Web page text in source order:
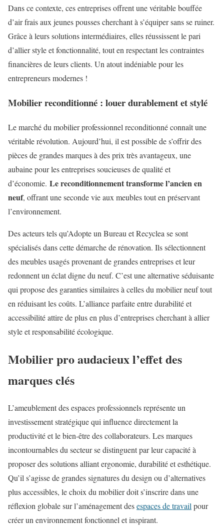
Dans ce contexte, ces entreprises offrent une véritable bouffée
d’air frais aux jeunes pousses cherchant à s’équiper sans se ruiner.
Grâce à leurs solutions intermédiaires, elles réussissent le pari
d’allier style et fonctionnalité, tout en respectant les contraintes
financières de leurs clients. Un atout indéniable pour les
entrepreneurs modernes !
Mobilier reconditionné : louer durablement et stylé
Le marché du mobilier professionnel reconditionné connaît une
véritable révolution. Aujourd’hui, il est possible de s’offrir des
pièces de grandes marques à des prix très avantageux, une
aubaine pour les entreprises soucieuses de qualité et
d’économie. Le reconditionnement transforme l’ancien en
neuf, offrant une seconde vie aux meubles tout en préservant
l’environnement.
Des acteurs tels qu’Adopte un Bureau et Recyclea se sont
spécialisés dans cette démarche de rénovation. Ils sélectionnent
des meubles usagés provenant de grandes entreprises et leur
redonnent un éclat digne du neuf. C’est une alternative séduisante
qui propose des garanties similaires à celles du mobilier neuf tout
en réduisant les coûts. L’alliance parfaite entre durabilité et
accessibilité attire de plus en plus d’entreprises cherchant à allier
style et responsabilité écologique.
Mobilier pro audacieux l’effet des
marques clés
L’ameublement des espaces professionnels représente un
investissement stratégique qui influence directement la
productivité et le bien-être des collaborateurs. Les marques
incontournables du secteur se distinguent par leur capacité à
proposer des solutions alliant ergonomie, durabilité et esthétique.
Qu’il s’agisse de grandes signatures du design ou d’alternatives
plus accessibles, le choix du mobilier doit s’inscrire dans une
réflexion globale sur l’aménagement desespaces de travail pour
créer un environnement fonctionnel et inspirant.